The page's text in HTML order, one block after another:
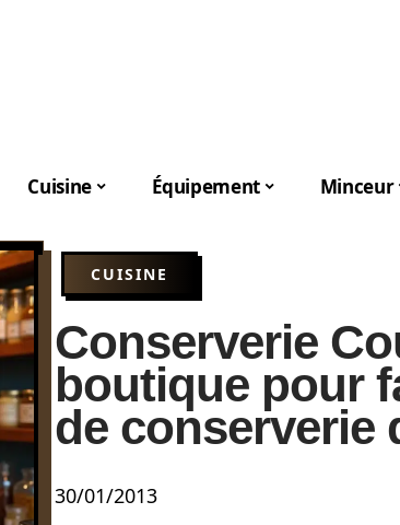
Cuisine Équipement Minceur
CUISINE
Conserverie
boutique pour
de conserverie
30/01/2013